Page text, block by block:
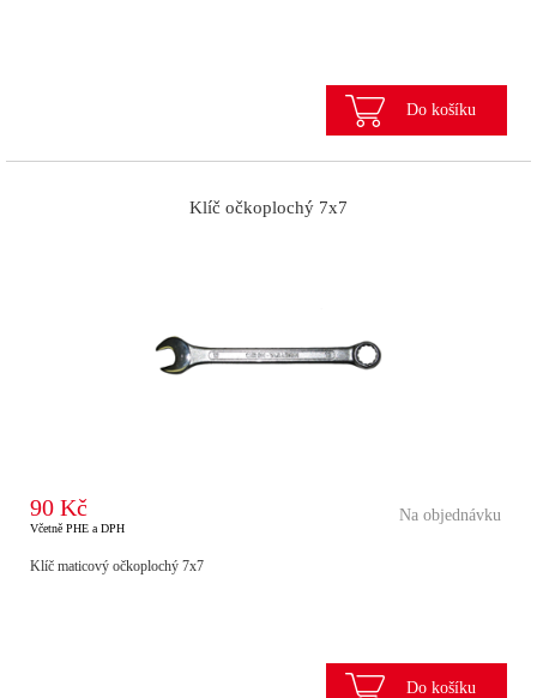
Do košíku
Klíč očkoplochý 7x7
90 Kč
Včetně PHE a DPH
Na objednávku
Klíč maticový očkoplochý 7x7
Do košíku